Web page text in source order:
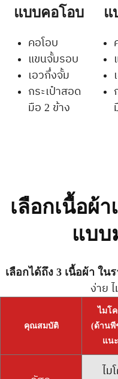
แบบคอโอบ
คอโอบ
แขนจั้มรอบ
เอวกึ่งจั้ม
กระเป๋าสอด
มือ 2 ข้าง
แ
เลือกเนื้อผ้
แบบ
เลือกได้ถึง 3 เนื้อผ้า ใน
ง่าย
คุณสมบัติ
ไมโ
(ด้านพี
แน
ไม